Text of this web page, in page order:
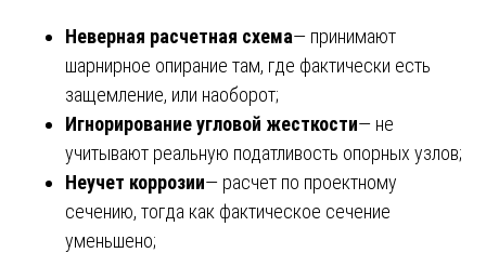
Неверная расчетная схема— принимают
шарнирное опирание там, где фактически есть
защемление, или наоборот;
Игнорирование угловой жесткости— не
учитывают реальную податливость опорных узлов;
Неучет коррозии— расчет по проектному
сечению, тогда как фактическое сечение
уменьшено;